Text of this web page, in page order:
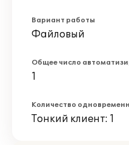
Вариант работы
Файловый
Общее число
1
Количество
Тонкий клиент: 1